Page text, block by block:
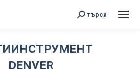
Search:
търси
DENVER